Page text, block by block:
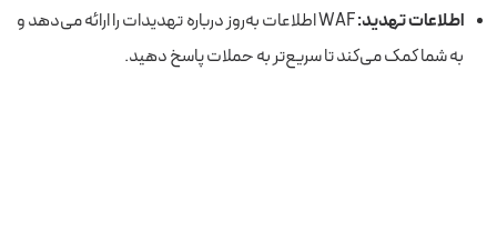
اطلاعات تهدید:
WAF اطلاعات به‌روز درباره تهدیدات را ارائه می‌دهد و
به شما کمک می‌کند تا سریع‌تر به حملات پاسخ دهید.